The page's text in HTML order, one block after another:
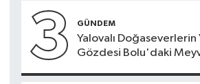
3 GÜNDEM
Yalovalı Doğaseverlerin
Gözdesi Bolu'daki